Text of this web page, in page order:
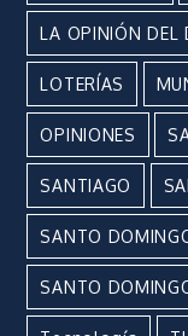
LA OPINIÓN DEL
LOTERÍAS
OPINIONES
SANTIAGO
SANTO
SANTO